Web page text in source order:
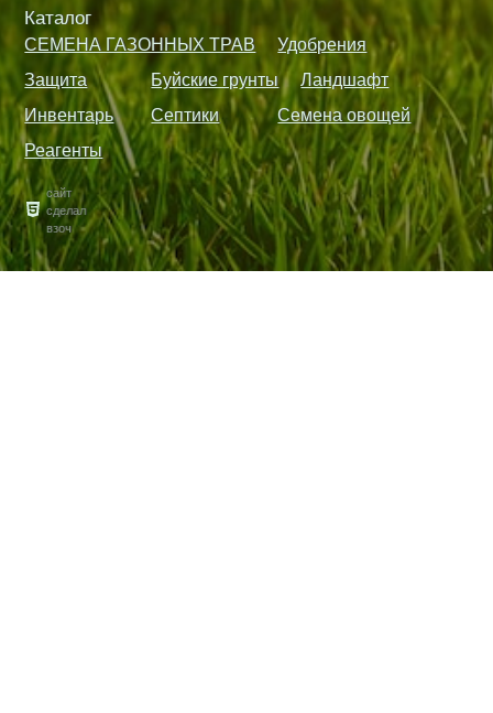
Каталог
СЕМЕНА ГАЗОННЫХ ТРАВ
Удобрения
Защита
Буйские грунты
Ландшафт
Инвентарь
Септики
Семена овощей
Реагенты
сайт
сделал
взоч